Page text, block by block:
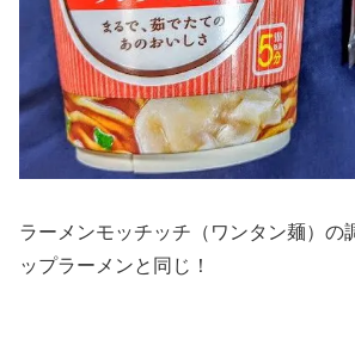
ラーメンモッチッチ（ワンタン麺）の
ップラーメンと同じ！